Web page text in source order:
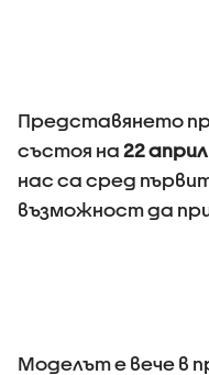
Представянето
състоя на 22 април
нас са сред
възможност да
Моделът е вече в